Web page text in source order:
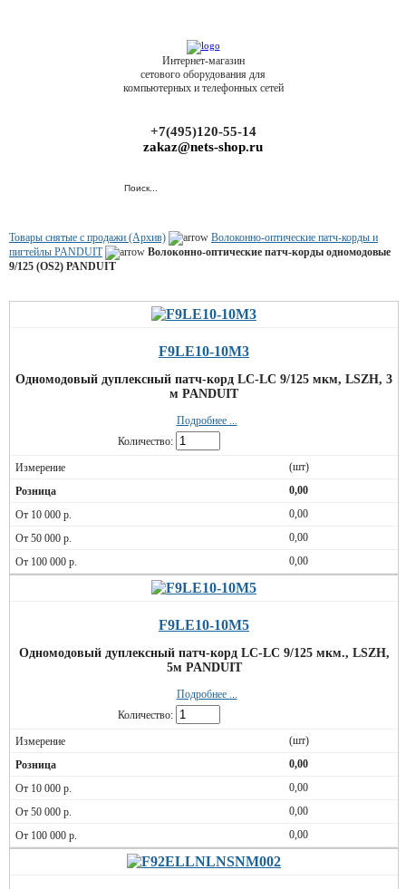
Интернет-магазин
сетового оборудования для
компьютерных и телефонных сетей
+7(495)120-55-14
zakaz@nets-shop.ru
Товары снятые с продажи (Архив)
Волоконно-оптические патч-корды и
пигтейлы PANDUIT
Волоконно-оптические патч-корды одномодовые
9/125 (OS2) PANDUIT
F9LE10-10M3
Одномодовый дуплексный патч-корд LC-LC 9/125 мкм, LSZH, 3
м PANDUIT
Подробнее ...
Количество:
(шт)
0,00
0,00
0,00
0,00
F9LE10-10M5
Одномодовый дуплексный патч-корд LC-LC 9/125 мкм., LSZH,
5м PANDUIT
Подробнее ...
Количество:
(шт)
0,00
0,00
0,00
0,00